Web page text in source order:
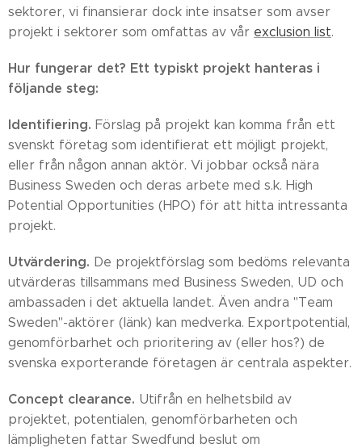
sektorer, vi finansierar dock inte insatser som avser
projekt i sektorer som omfattas av vår exclusion list.
Hur fungerar det? Ett typiskt projekt hanteras i
följande steg:
Identifiering. Förslag på projekt kan komma från ett
svenskt företag som identifierat ett möjligt projekt,
eller från någon annan aktör. Vi jobbar också nära
Business Sweden och deras arbete med s.k. High
Potential Opportunities (HPO) för att hitta intressanta
projekt.
Utvärdering. De projektförslag som bedöms relevanta
utvärderas tillsammans med Business Sweden, UD och
ambassaden i det aktuella landet. Även andra "Team
Sweden"-aktörer (länk) kan medverka. Exportpotential,
genomförbarhet och prioritering av (eller hos?) de
svenska exporterande företagen är centrala aspekter.
Concept clearance. Utifrån en helhetsbild av
projektet, potentialen, genomförbarheten och
lämpligheten fattar Swedfund beslut om